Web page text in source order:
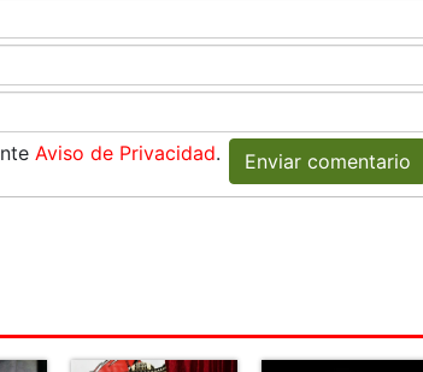
Aviso de Privacidad. Enviar comentario